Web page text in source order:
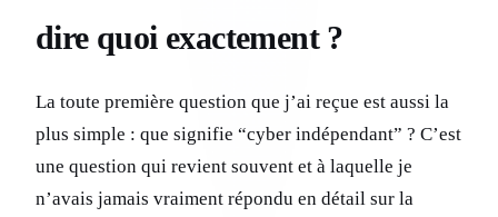
dire quoi exactement ?
La toute première question que j’ai reçue est aussi la
plus simple : que signifie “cyber indépendant” ? C’est
une question qui revient souvent et à laquelle je
n’avais jamais vraiment répondu en détail sur la